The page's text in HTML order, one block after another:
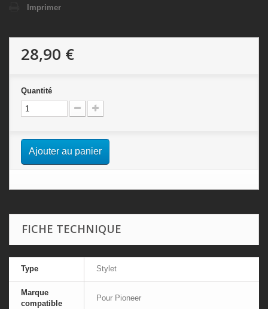
Imprimer
28,90 €
Quantité
Ajouter au panier
FICHE TECHNIQUE
Type Stylet
Marque
compatible
Pour Pioneer